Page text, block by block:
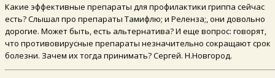
Какие эффективные препараты для профилактики гриппа сейчас
есть? Слышал про препараты Тамифлю; и Реленза;, они довольно
дорогие. Может быть, есть альтернатива? И еще вопрос: говорят,
что противовирусные препараты незначительно сокращают срок
болезни. Зачем их тогда принимать? Сергей. Н.Новгород.